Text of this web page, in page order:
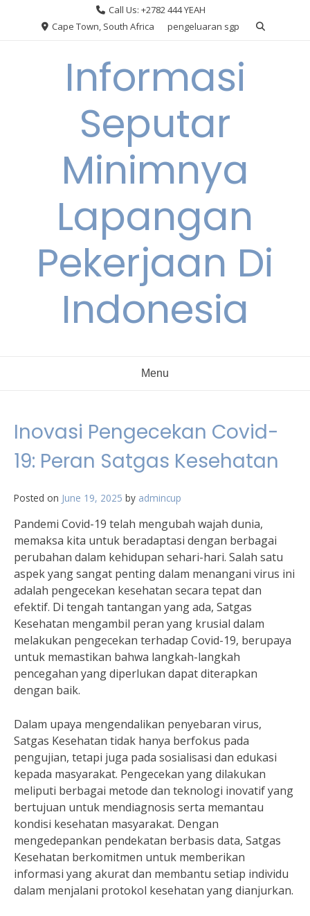
Call Us: +2782 444 YEAH
Cape Town, South Africa
pengeluaran sgp
Informasi
Seputar
Minimnya
Lapangan
Pekerjaan Di
Indonesia
Menu
Inovasi Pengecekan Covid-
19: Peran Satgas Kesehatan
Posted on June 19, 2025 by admincup
Pandemi Covid-19 telah mengubah wajah dunia,
memaksa kita untuk beradaptasi dengan berbagai
perubahan dalam kehidupan sehari-hari. Salah satu
aspek yang sangat penting dalam menangani virus ini
adalah pengecekan kesehatan secara tepat dan
efektif. Di tengah tantangan yang ada, Satgas
Kesehatan mengambil peran yang krusial dalam
melakukan pengecekan terhadap Covid-19, berupaya
untuk memastikan bahwa langkah-langkah
pencegahan yang diperlukan dapat diterapkan
dengan baik.
Dalam upaya mengendalikan penyebaran virus,
Satgas Kesehatan tidak hanya berfokus pada
pengujian, tetapi juga pada sosialisasi dan edukasi
kepada masyarakat. Pengecekan yang dilakukan
meliputi berbagai metode dan teknologi inovatif yang
bertujuan untuk mendiagnosis serta memantau
kondisi kesehatan masyarakat. Dengan
mengedepankan pendekatan berbasis data, Satgas
Kesehatan berkomitmen untuk memberikan
informasi yang akurat dan membantu setiap individu
dalam menjalani protokol kesehatan yang dianjurkan.